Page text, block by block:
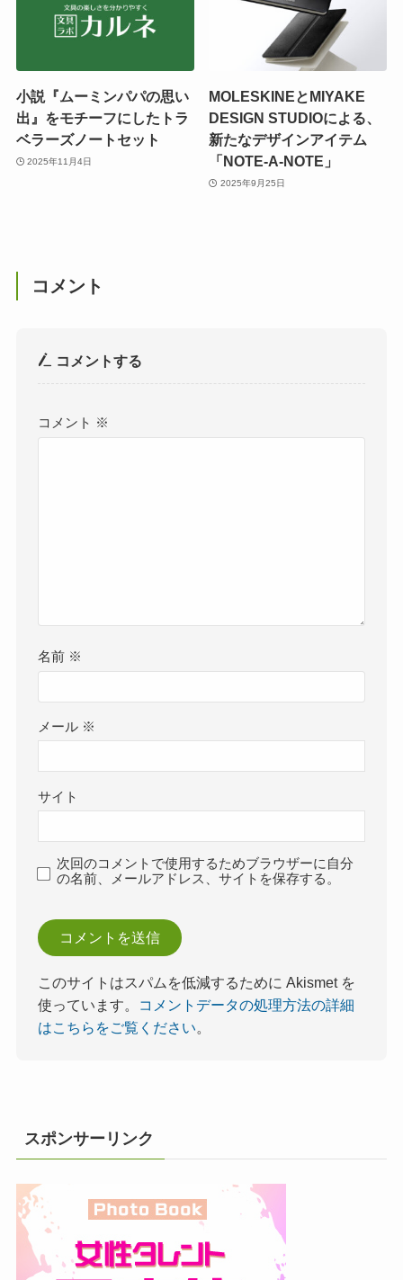
小説『ムーミンパパの思い
出』をモチーフにしたトラ
ベラーズノートセット
2025年11月4日
MOLESKINEとMIYAKE
DESIGN STUDIOによる、
新たなデザインアイテム
「NOTE-A-NOTE」
2025年9月25日
コメント
コメントする
コメント ※
名前 ※
メール ※
サイト
次回のコメントで使用するためブラウザーに自分
の名前、メールアドレス、サイトを保存する。
このサイトはスパムを低減するために Akismet を
使っています。
コメントデータの処理方法の詳細
はこちらをご覧ください
スポンサーリンク